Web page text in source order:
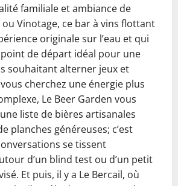
familiale et ambiance de
Vinotage, ce bar à vins flottant
originale sur l’eau et qui
de départ idéal pour une
souhaitant alterner jeux et
cherchez une énergie plus
Le Beer Garden vous
liste de bières artisanales
planches généreuses; c’est
se tissent
d’un blind test ou d’un petit
Et puis, il y a Le Bercail, où